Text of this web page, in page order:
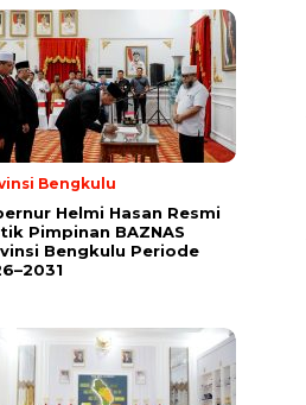
Bengkulu
Helmi Hasan Resmi
Pimpinan BAZNAS
Bengkulu Periode